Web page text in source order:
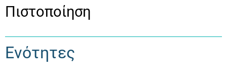
Πιστοποίηση
Ενότητες